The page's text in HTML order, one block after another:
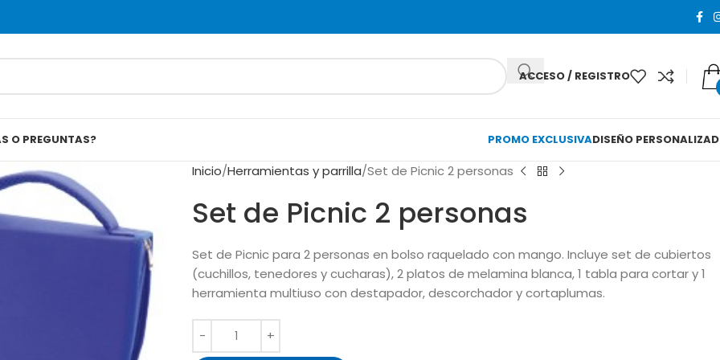
ACCESO / REGISTRO
O PREGUNTAS? PROMO EXCLUSIVADISEÑO
Inicio Herramientas y parrilla Set de Picnic 2 personas
Set de Picnic 2 personas
Set de Picnic para 2 personas en bolso raquelado con mango. Incluye set de cubiertos
(cuchillos, tenedores y cucharas), 2 platos de melamina blanca, 1 tabla para cortar y 1
herramienta multiuso con destapador, descorchador y cortaplumas.